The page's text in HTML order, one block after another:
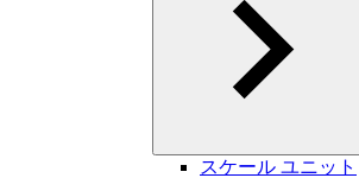
スケール ユニット